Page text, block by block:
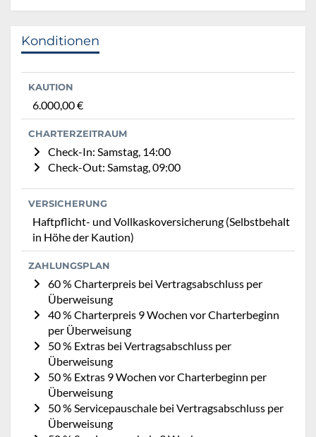
Konditionen
KAUTION
6.000,00 €
CHARTERZEITRAUM
Check-In: Samstag, 14:00
Check-Out: Samstag, 09:00
VERSICHERUNG
Haftpflicht- und Vollkaskoversicherung (Selbstbehalt
in Höhe der Kaution)
ZAHLUNGSPLAN
60 % Charterpreis bei Vertragsabschluss per
Überweisung
40 % Charterpreis 9 Wochen vor Charterbeginn
per Überweisung
50 % Extras bei Vertragsabschluss per
Überweisung
50 % Extras 9 Wochen vor Charterbeginn per
Überweisung
50 % Servicepauschale bei Vertragsabschluss per
Überweisung